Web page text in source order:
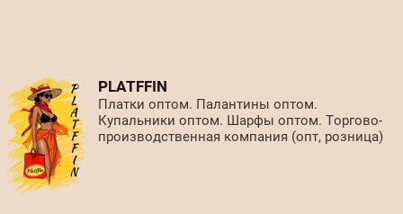
PLATFFIN
Платки оптом. Палантины оптом.
Купальники оптом. Шарфы оптом. Торгово-
производственная компания (опт, розница)